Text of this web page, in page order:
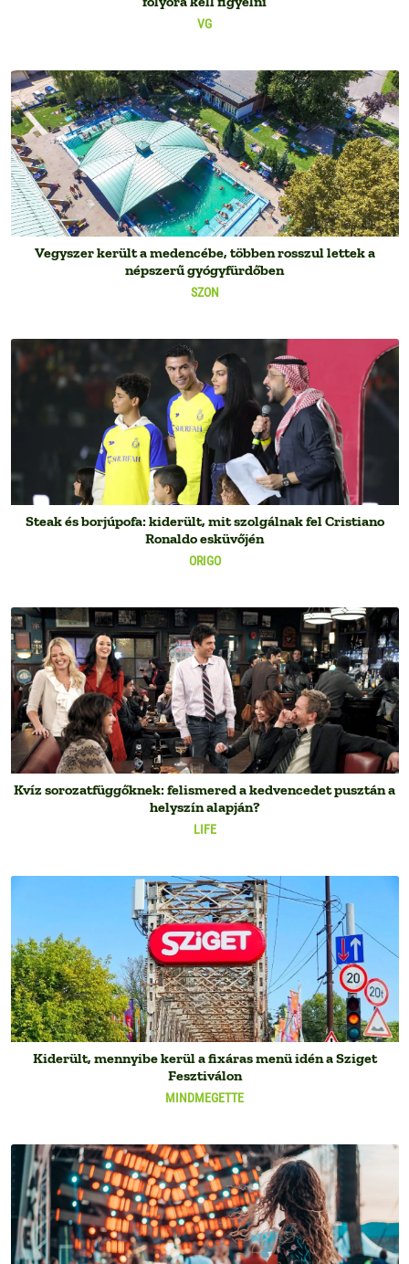
VG
SZON
Vegyszer került a medencébe, többen rosszul lettek a
népszerű gyógyfürdőben
ORIGO
Steak és borjúpofa: kiderült, mit szolgálnak fel Cristiano
Ronaldo esküvőjén
LIFE
Kvíz sorozatfüggőknek: felismered a kedvencedet pusztán a
helyszín alapján?
MINDMEGETTE
Kiderült, mennyibe kerül a fixáras menü idén a Sziget
Fesztiválon